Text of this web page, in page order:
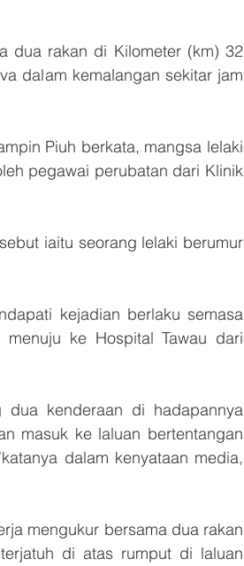
dua rakan di Kilometer (km) 32
dalam kemalangan sekitar jam
Piuh berkata, mangsa lelaki
pegawai perubatan dari Klinik
iaitu seorang lelaki berumur
kejadian berlaku semasa
ke Hospital Tawau dari
dua kenderaan di hadapannya
masuk ke laluan bertentangan
dalam kenyataan media,
mengukur bersama dua rakan
di atas rumput di laluan